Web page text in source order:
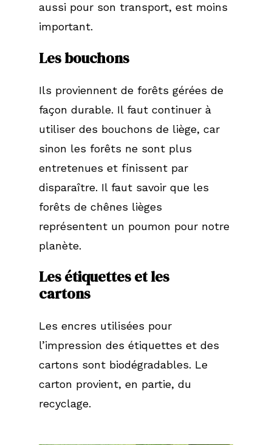
aussi pour son transport, est moins
important.
Lesbouchons
Ils proviennent de forêts gérées de
façon durable. Il faut continuer à
utiliser des bouchons de liège, car
sinon les forêts ne sont plus
entretenues et finissent par
disparaître. Il faut savoir que les
forêts de chênes lièges
représentent un poumon pour notre
planète.
Lesétiquettesetles
cartons
Les encres utilisées pour
l’impression des étiquettes et des
cartons sont biodégradables. Le
carton provient, en partie, du
recyclage.